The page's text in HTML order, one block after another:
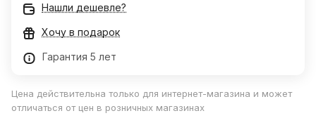
Нашли дешевле?
Хочу в подарок
Гарантия 5 лет
Цена действительна только для интернет-магазина и может
отличаться от цен в розничных магазинах